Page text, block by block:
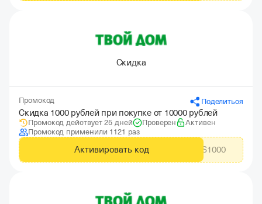
Скидка
Промокод Поделиться
Скидка 1000 рублей при покупке от 10000 рублей
Промокод действует 25 дней Проверен
Активен
Промокод применили 1121 раз
Активировать код CITYADS1000